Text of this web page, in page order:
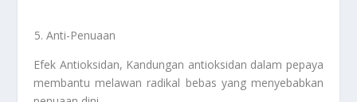
Anti-Penuaan
Efek Antioksidan, Kandungan antioksidan dalam pepaya
membantu melawan radikal bebas yang menyebabkan